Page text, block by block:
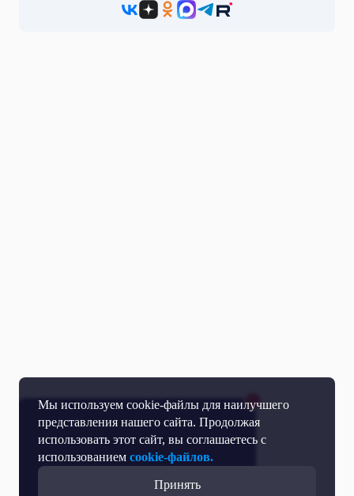
Мы используем cookie-файлы для наилучшего
представления нашего сайта. Продолжая
использовать этот сайт, вы соглашаетесь с
использованием cookie-файлов.
Принять